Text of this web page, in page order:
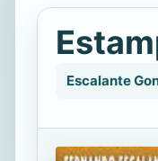
Escalante